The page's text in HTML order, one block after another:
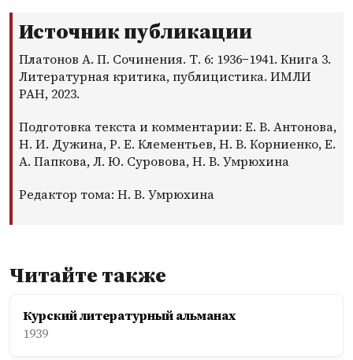
Источник публикации
Платонов А. П. Сочинения. Т. 6: 1936−1941. Книга 3.
Литературная критика, публицистика. ИМЛИ
РАН, 2023.
Подготовка текста и комментарии: Е. В. Антонова,
Н. И. Дужина, Р. Е. Клементьев, Н. В. Корниенко, Е.
А. Папкова, Л. Ю. Суровова, Н. В. Умрюхина
Редактор тома: Н. В. Умрюхина
Читайте также
Курский литературный альманах
1939